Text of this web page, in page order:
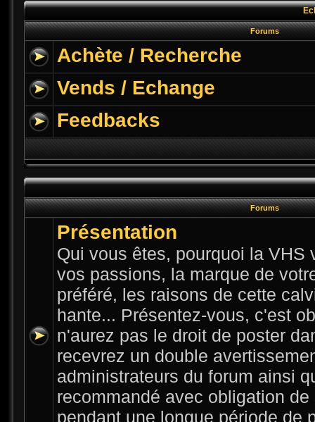
Forums
Achète / Recherche
Vends / Echange
Feedbacks
Forums
Présentation
Qui vous êtes, pourquoi la VHS
vos passions, la marque de
préféré, les raisons de cette
hante... Présentez-vous, c'est
n'aurez pas le droit de poster
recevrez un double
administrateurs du forum ainsi
recommandé avec obligation
pendant une longue période de